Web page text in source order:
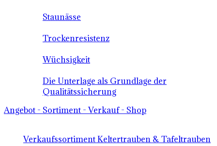
Staunässe
Trockenresistenz
Wüchsigkeit
Die Unterlage als Grundlage der
Qualitätssicherung
Angebot - Sortiment - Verkauf - Shop
Verkaufssortiment Keltertrauben & Tafeltrauben